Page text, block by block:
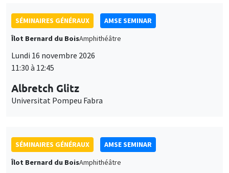
SÉMINAIRES GÉNÉRAUX
AMSE SEMINAR
Îlot Bernard du BoisAmphithéâtre
Lundi 16 novembre 2026
11:30 à 12:45
Albretch Glitz
Universitat Pompeu Fabra
SÉMINAIRES GÉNÉRAUX
AMSE SEMINAR
Îlot Bernard du BoisAmphithéâtre